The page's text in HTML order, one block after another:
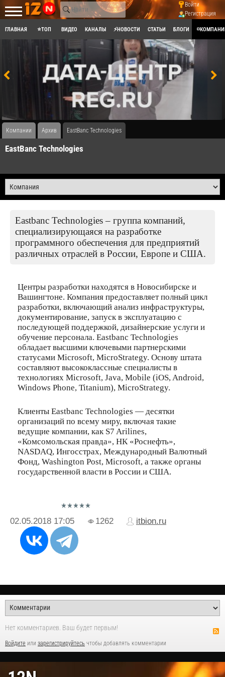
Войти
Регистрация
ГЛАВНАЯ ⭐ТОП ВИДЕО КАНАЛЫ ⚡НОВОСТИ СТАТЬИ БЛОГИ
Компании Архив EastBanc Technologies
EastBanc Technologies
Eastbanc Technologies – группа компаний,
специализирующаяся на разработке
программного обеспечения для предприятий
различных отраслей в России, Европе и США.
Центры разработки находятся в Новосибирске и
Вашингтоне. Компания предоставляет полный цикл
разработки, включающий анализ инфраструктуры,
документирование, запуск в эксплуатацию с
последующей поддержкой, дизайнерские услуги и
обучение персонала. Eastbanc Technologies
обладает высшими ключевыми партнерскими
статусами Microsoft, MicroStrategy. Основу штата
составляют высококлассные специалисты в
технологиях Microsoft, Java, Mobile (iOS, Android,
Windows Phone, Titanium), MicroStrategy.
Клиенты Eastbanc Technologies — десятки
организаций по всему миру, включая такие
ведущие компании, как S7 Arilines,
«Комсомольская правда», НК «Роснефть»,
NASDAQ, Ингосстрах, Международный Валютный
Фонд, Washington Post, Microsoft, а также органы
государственной власти в России и США.
02.05.2018 17:05 1262 itbion.ru
Нет комментариев. Ваш будет первым!
Войдите или зарегистрируйтесь чтобы добавлять комментарии